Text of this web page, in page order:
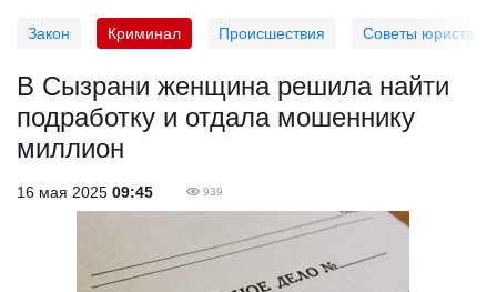
Закон Криминал Происшествия Советы юриста
В Сызрани женщина решила найти
подработку и отдала мошеннику
миллион
16 мая 2025 09:45 939